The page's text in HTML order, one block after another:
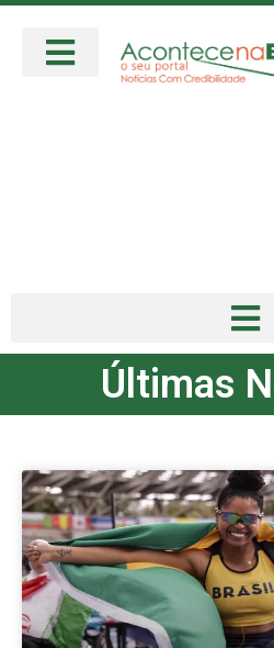
Últimas